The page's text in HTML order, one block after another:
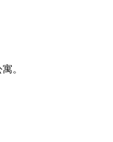
。